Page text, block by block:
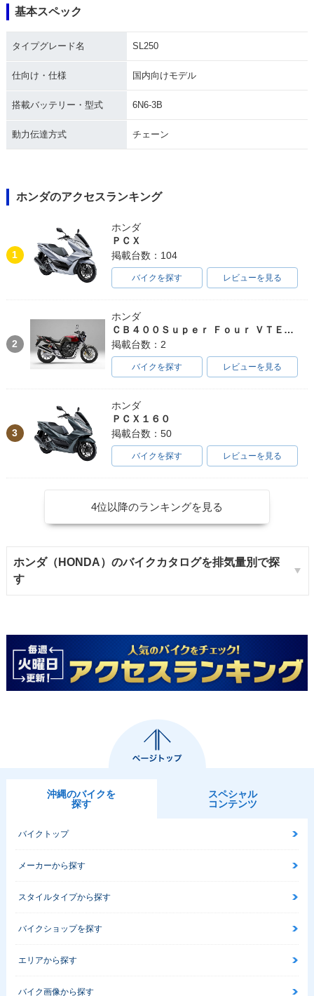
基本スペック
タイプグレード名 SL250
仕向け・仕様 国内向けモデル
搭載バッテリー・型式 6N6-3B
動力伝達方式 チェーン
ホンダのアクセスランキング
1
ホンダ
ＰＣＸ
掲載台数：104
バイクを探す レビューを見る
2
ホンダ
ＣＢ４００Ｓｕｐｅｒ Ｆｏｕｒ ＶＴＥＣ ＳＰＥＣ３
掲載台数：2
バイクを探す レビューを見る
3
ホンダ
ＰＣＸ１６０
掲載台数：50
バイクを探す レビューを見る
4位以降のランキングを見る
ホンダ（HONDA）のバイクカタログを排気量別で探
す
沖縄のバイクを
探す
スペシャル
コンテンツ
バイクトップ
メーカーから探す
スタイルタイプから探す
バイクショップを探す
エリアから探す
バイク画像から探す